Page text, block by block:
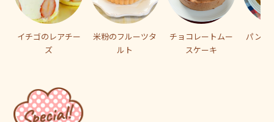
イチゴのレアチー
ズ
米粉のフルーツタ
ルト
チョコレートムー
スケーキ
パンプ